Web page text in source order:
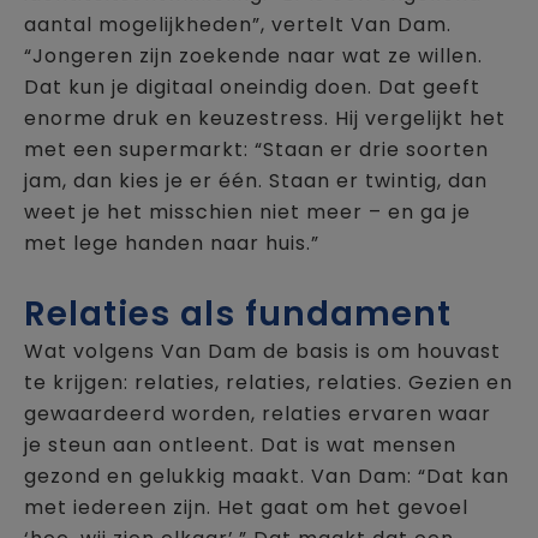
aantal mogelijkheden”, vertelt Van Dam.
“Jongeren zijn zoekende naar wat ze willen.
Dat kun je digitaal oneindig doen. Dat geeft
enorme druk en keuzestress. Hij vergelijkt het
met een supermarkt: “Staan er drie soorten
jam, dan kies je er één. Staan er twintig, dan
weet je het misschien niet meer – en ga je
met lege handen naar huis.”
Relaties als fundament
Wat volgens Van Dam de basis is om houvast
te krijgen: relaties, relaties, relaties. Gezien en
gewaardeerd worden, relaties ervaren waar
je steun aan ontleent. Dat is wat mensen
gezond en gelukkig maakt. Van Dam: “Dat kan
met iedereen zijn. Het gaat om het gevoel